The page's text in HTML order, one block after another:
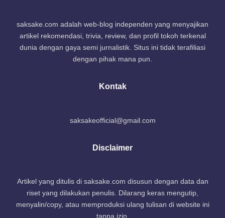
saksake.com adalah web-blog independen yang menyajikan
artikel rekomendasi, trivia, review, dan profil tokoh terkenal
dunia dengan gaya semi jurnalistik. Situs ini tidak terafiliasi
dengan pihak mana pun.
Kontak
saksakeofficial@gmail.com
Disclaimer
Artikel yang ditulis di saksake.com disusun dengan data dan
riset yang dilakukan penulis. Dilarang keras mengutip,
menyalin/copy, atau memproduksi ulang tulisan di website ini
tanpa izin.